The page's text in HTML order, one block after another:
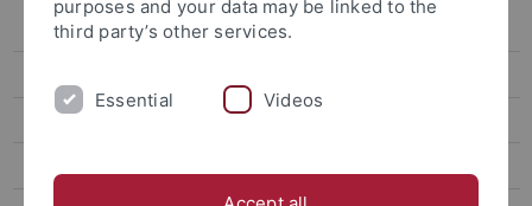
Personalisierte Medizin
Umweltsysteme
purposes and your data may be linked to the
third party’s other services.
Essential Videos